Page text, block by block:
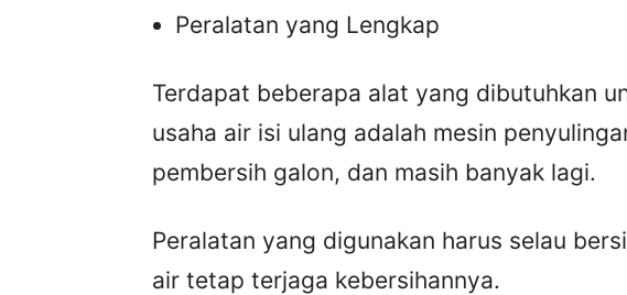
Peralatan yang Lengkap
Terdapat beberapa alat yang dibutuhkan
usaha air isi ulang adalah mesin
pembersih galon, dan masih banyak lagi.
Peralatan yang digunakan harus selau
air tetap terjaga kebersihannya.